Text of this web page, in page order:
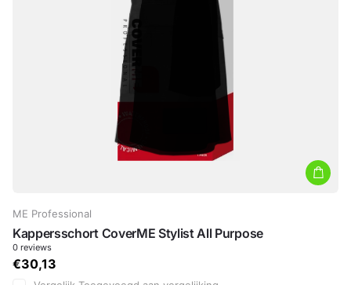
ME Professional
Kappersschort CoverME Stylist All Purpose
0 reviews
€30,13